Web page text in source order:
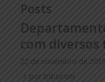
Posts
com
22 de novembro de 2015
/ por tribocom